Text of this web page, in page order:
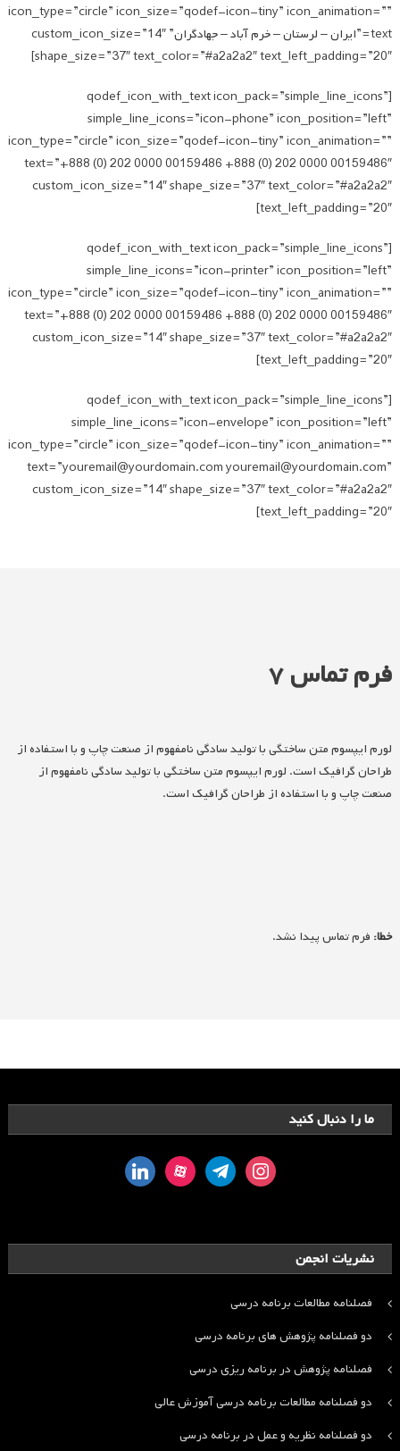
icon_type=”circle” icon_size=”qodef-icon-tiny” icon_animation=””
text=”ایران – لرستان – خرم آباد – جهادگران” custom_icon_size=”14″
shape_size=”37″ text_color=”#a2a2a2″ text_left_padding=”20″]
[qodef_icon_with_text icon_pack=”simple_line_icons”
simple_line_icons=”icon-phone” icon_position=”left”
icon_type=”circle” icon_size=”qodef-icon-tiny” icon_animation=””
text=”+888 (0) 202 0000 00159486 +888 (0) 202 0000 00159486″
custom_icon_size=”14″ shape_size=”37″ text_color=”#a2a2a2″
text_left_padding=”20″]
[qodef_icon_with_text icon_pack=”simple_line_icons”
simple_line_icons=”icon-printer” icon_position=”left”
icon_type=”circle” icon_size=”qodef-icon-tiny” icon_animation=””
text=”+888 (0) 202 0000 00159486 +888 (0) 202 0000 00159486″
custom_icon_size=”14″ shape_size=”37″ text_color=”#a2a2a2″
text_left_padding=”20″]
[qodef_icon_with_text icon_pack=”simple_line_icons”
simple_line_icons=”icon-envelope” icon_position=”left”
icon_type=”circle” icon_size=”qodef-icon-tiny” icon_animation=””
text=”youremail@yourdomain.com youremail@yourdomain.com”
custom_icon_size=”14″ shape_size=”37″ text_color=”#a2a2a2″
text_left_padding=”20″]
فرم تماس ۷
لورم ایپسوم متن ساختگی با تولید سادگی نامفهوم از صنعت چاپ و با استفاده از
طراحان گرافیک است. لورم ایپسوم متن ساختگی با تولید سادگی نامفهوم از
صنعت چاپ و با استفاده از طراحان گرافیک است.
خطا: فرم تماس پیدا نشد.
ما را دنبال کنید
instagram
telegram
aparat
linkedin
نشریات انجمن
فصلنامه مطالعات برنامه درسی
دو فصلنامه پژوهش های برنامه درسی
فصلنامه پژوهش در برنامه ریزی درسی
دو فصلنامه مطالعات برنامه درسی آموزش عالی
دو فصلنامه نظریه و عمل در برنامه درسی